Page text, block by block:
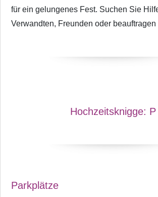
für ein gelungenes Fest. Suchen Sie
Verwandten, Freunden oder
Hochzeitsknigge: P
Parkplätze